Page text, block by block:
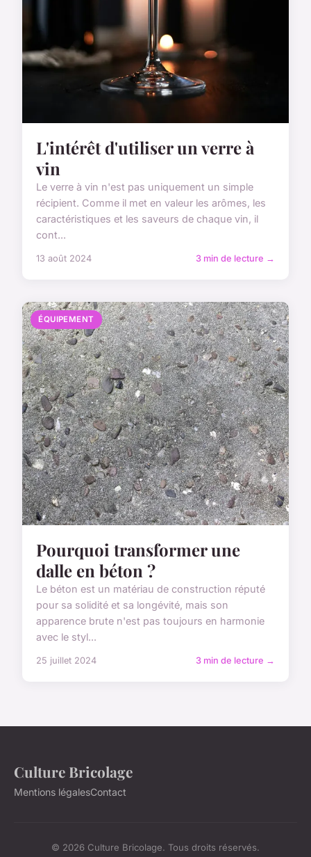
L'intérêt d'utiliser un verre à
vin
Le verre à vin n'est pas uniquement un simple
récipient. Comme il met en valeur les arômes, les
caractéristiques et les saveurs de chaque vin, il
cont...
13 août 2024 3 min de lecture →
ÉQUIPEMENT
Pourquoi transformer une
dalle en béton ?
Le béton est un matériau de construction réputé
pour sa solidité et sa longévité, mais son
apparence brute n'est pas toujours en harmonie
avec le styl...
25 juillet 2024 3 min de lecture →
Culture Bricolage
Mentions légalesContact
© 2026 Culture Bricolage. Tous droits réservés.